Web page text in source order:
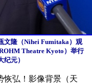
文隆（Nihei Fumitaka）观
Theatre Kyoto）举行
元）
恢弘！影像背景（天